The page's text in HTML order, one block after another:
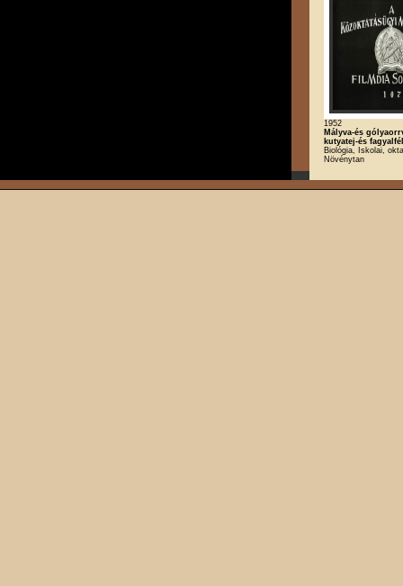
1952
Mályva-és
kutyatej-és
Biológia, Iskolai,
Növénytan